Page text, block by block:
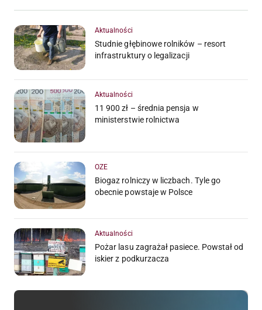
Aktualności
Studnie głębinowe rolników – resort
infrastruktury o legalizacji
Aktualności
11 900 zł – średnia pensja w
ministerstwie rolnictwa
OZE
Biogaz rolniczy w liczbach. Tyle go
obecnie powstaje w Polsce
Aktualności
Pożar lasu zagrażał pasiece. Powstał od
iskier z podkurzacza